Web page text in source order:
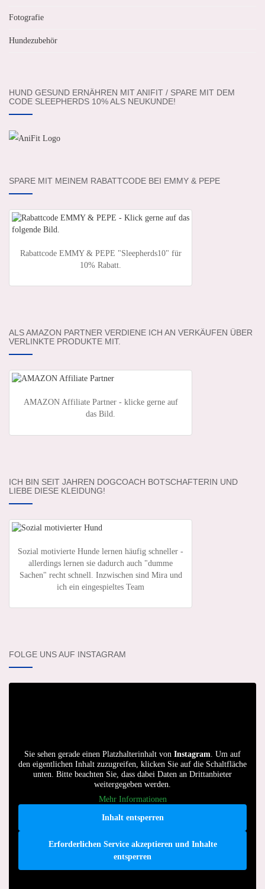
Fotografie
Hundezubehör
HUND GESUND ERNÄHREN MIT ANIFIT / SPARE MIT DEM
CODE SLEEPHERDS 10% ALS NEUKUNDE!
SPARE MIT MEINEM RABATTCODE BEI EMMY & PEPE
Rabattcode EMMY & PEPE "Sleepherds10" für
10% Rabatt.
ALS AMAZON PARTNER VERDIENE ICH AN VERKÄUFEN ÜBER
VERLINKTE PRODUKTE MIT.
AMAZON Affiliate Partner - klicke gerne auf
das Bild.
ICH BIN SEIT JAHREN DOGCOACH BOTSCHAFTERIN UND
LIEBE DIESE KLEIDUNG!
Sozial motivierte Hunde lernen häufig schneller -
allerdings lernen sie dadurch auch "dumme
Sachen" recht schnell. Inzwischen sind Mira und
ich ein eingespieltes Team
FOLGE UNS AUF INSTAGRAM
Sie sehen gerade einen Platzhalterinhalt von Instagram. Um auf
den eigentlichen Inhalt zuzugreifen, klicken Sie auf die Schaltfläche
unten. Bitte beachten Sie, dass dabei Daten an Drittanbieter
weitergegeben werden.
Mehr Informationen
Inhalt entsperren
Erforderlichen Service akzeptieren und Inhalte
entsperren